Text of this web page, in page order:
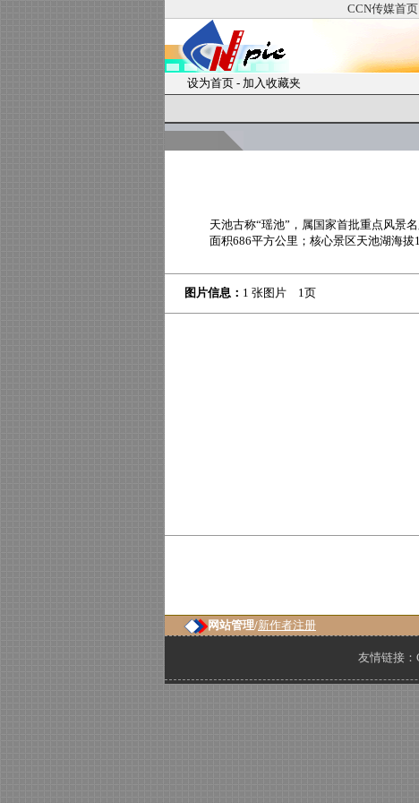
CCN传媒首页
设为首页 - 加入收藏夹
天池古称“瑶池”，属国家首批重点风景
面积686平方公里；核心景区天池湖海
图片信息： 1 张图片 1页
网站管理/新作者注册
友情链接：